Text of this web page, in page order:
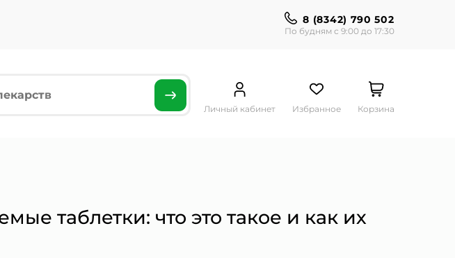
8 (8342) 790 502
По будням с 9:00 до 17:30
Личный кабинет Избранное Корзина
таблетки: что это такое и как их